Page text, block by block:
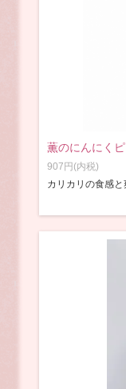
薫のにんにく
907円(内税)
カリカリの食感と